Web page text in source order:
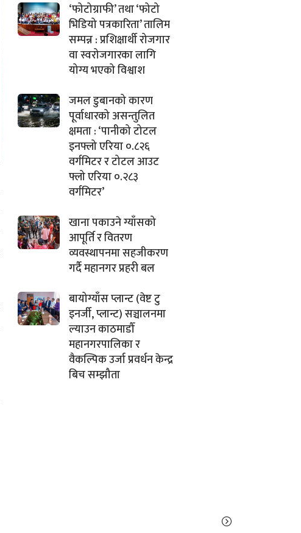
‘फोटोग्राफी’ तथा ‘फोटो
भिडियो पत्रकारिता’ तालिम
सम्पन्न : प्रशिक्षार्थी रोजगार
वा स्वरोजगारका लागि
योग्य भएको विश्वाश
जमल डुबानको कारण
पूर्वाधारको असन्तुलित
क्षमता : ‘पानीको टोटल
इनफ्लो एरिया ०.८२६
वर्गमिटर र टोटल आउट
फ्लो एरिया ०.२८३
वर्गमिटर’
खाना पकाउने ग्याँसको
आपूर्ति र वितरण
व्यवस्थापनमा सहजीकरण
गर्दै महानगर प्रहरी बल
बायोग्याँस प्लान्ट (वेष्ट टु
इनर्जी, प्लान्ट) सञ्चालनमा
ल्याउन काठमाडौँ
महानगरपालिका र
वैकल्पिक उर्जा प्रवर्धन केन्द्र
बिच सम्झौता